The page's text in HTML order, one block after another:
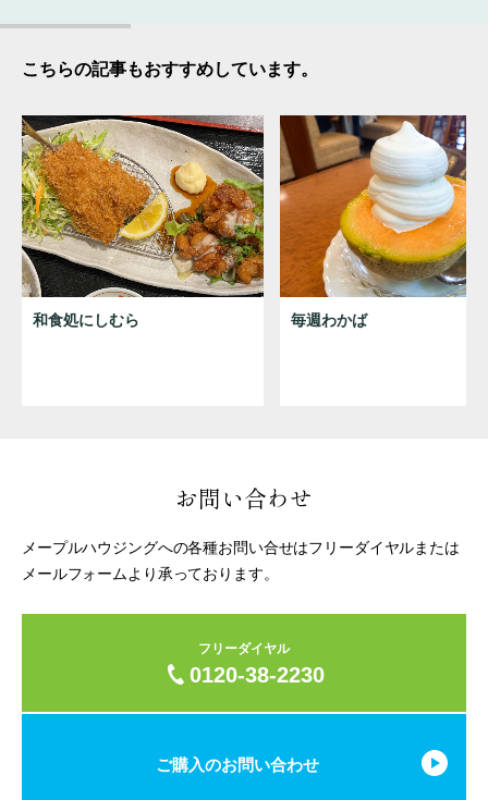
こちらの記事もおすすめしています。
和食処にしむら 毎週わかば
お問い合わせ
メープルハウジングへの各種お問い合せはフリーダイヤルまたは
メールフォームより承っております。
フリーダイヤル
0120-38-2230
ご購入のお問い合わせ